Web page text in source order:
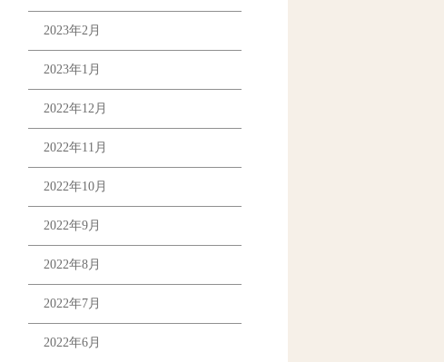
2023年2月
2023年1月
2022年12月
2022年11月
2022年10月
2022年9月
2022年8月
2022年7月
2022年6月